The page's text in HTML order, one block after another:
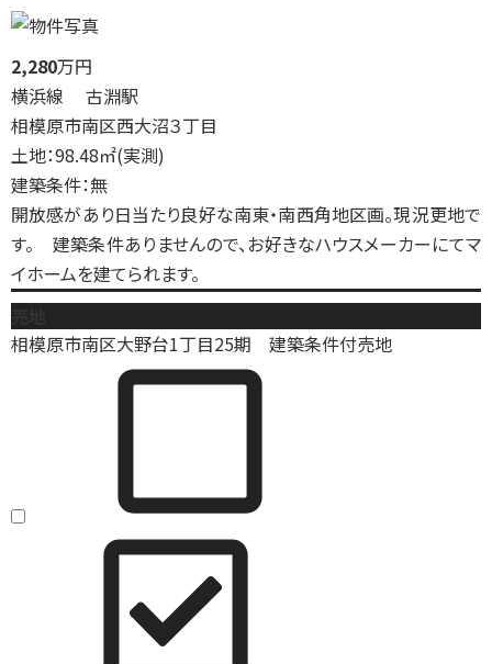
2,280万円
横浜線 古淵駅
相模原市南区西大沼３丁目
土地：98.48㎡(実測)
建築条件：無
開放感があり日当たり良好な南東・南西角地区画。現況更地で
す。 建築条件ありませんので、お好きなハウスメーカーにてマ
イホームを建てられます。
相模原市南区大野台1丁目25期 建築条件付売地